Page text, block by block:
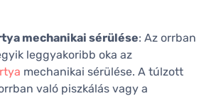
mechanikai sérülése: Az orrban
leggyakoribb oka az
mechanikai sérülése. A túlzott
való piszkálás vagy a